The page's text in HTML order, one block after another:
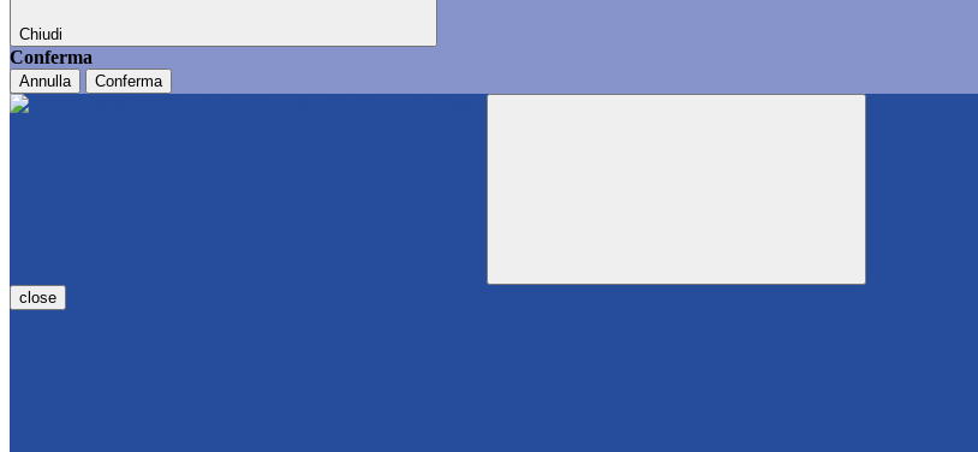
Chiudi
Conferma
Annulla Conferma
close